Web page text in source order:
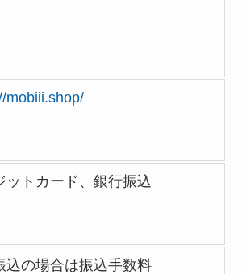
mobiii.shop/
ットカード、銀行振込
込の場合は振込手数料